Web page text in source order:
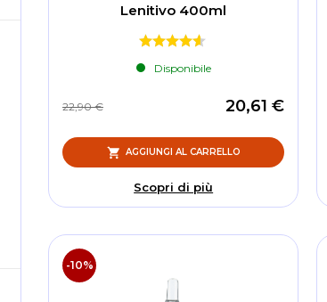
Lenitivo 400ml
Disponibile
20,61 €
22,90 €
AGGIUNGI AL CARRELLO
Scopri di più
-10%